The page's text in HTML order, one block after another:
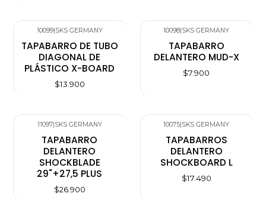
10099| SKS GERMANY
TAPABARRO DE TUBO
DIAGONAL DE
PLÁSTICO X-BOARD
$13.900
10098 SKS GERMANY
TAPABARRO
DELANTERO MUD-X
$7.900
11097| SKS GERMANY
TAPABARRO
DELANTERO
SHOCKBLADE
29"+27,5 PLUS
$26.900
10075 SKS GERMANY
TAPABARROS
DELANTERO
SHOCKBOARD L
$17.490